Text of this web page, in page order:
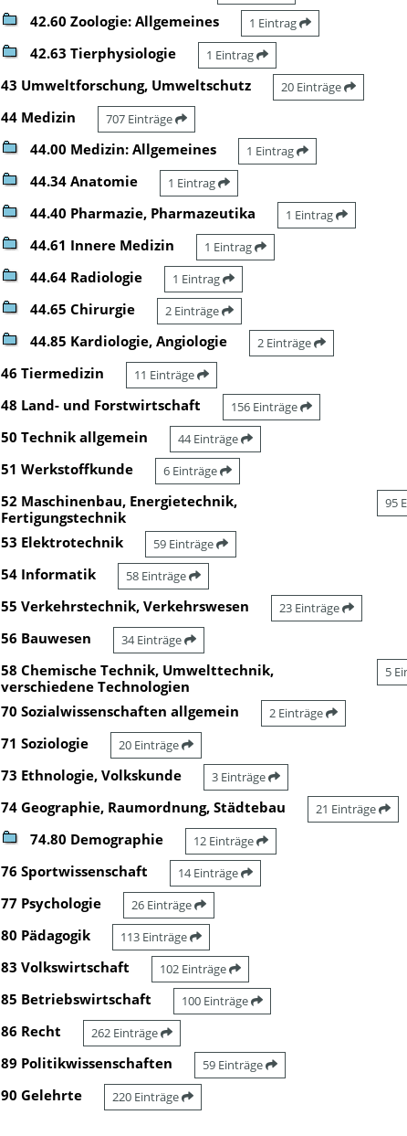
42.60 Zoologie: Allgemeines 1 Eintrag
42.63 Tierphysiologie 1 Eintrag
43 Umweltforschung, Umweltschutz 20 Einträge
44 Medizin 707 Einträge
44.00 Medizin: Allgemeines 1 Eintrag
44.34 Anatomie 1 Eintrag
44.40 Pharmazie, Pharmazeutika 1 Eintrag
44.61 Innere Medizin 1 Eintrag
44.64 Radiologie 1 Eintrag
44.65 Chirurgie 2 Einträge
44.85 Kardiologie, Angiologie 2 Einträge
46 Tiermedizin 11 Einträge
48 Land- und Forstwirtschaft 156 Einträge
50 Technik allgemein 44 Einträge
51 Werkstoffkunde 6 Einträge
52 Maschinenbau, Energietechnik,
Fertigungstechnik
95
53 Elektrotechnik 59 Einträge
54 Informatik 58 Einträge
55 Verkehrstechnik, Verkehrswesen 23 Einträge
56 Bauwesen 34 Einträge
58 Chemische Technik, Umwelttechnik,
verschiedene Technologien
5
70 Sozialwissenschaften allgemein 2 Einträge
71 Soziologie 20 Einträge
73 Ethnologie, Volkskunde 3 Einträge
74 Geographie, Raumordnung, Städtebau 21 Einträge
74.80 Demographie 12 Einträge
76 Sportwissenschaft 14 Einträge
77 Psychologie 26 Einträge
80 Pädagogik 113 Einträge
83 Volkswirtschaft 102 Einträge
85 Betriebswirtschaft 100 Einträge
86 Recht 262 Einträge
89 Politikwissenschaften 59 Einträge
90 Gelehrte 220 Einträge